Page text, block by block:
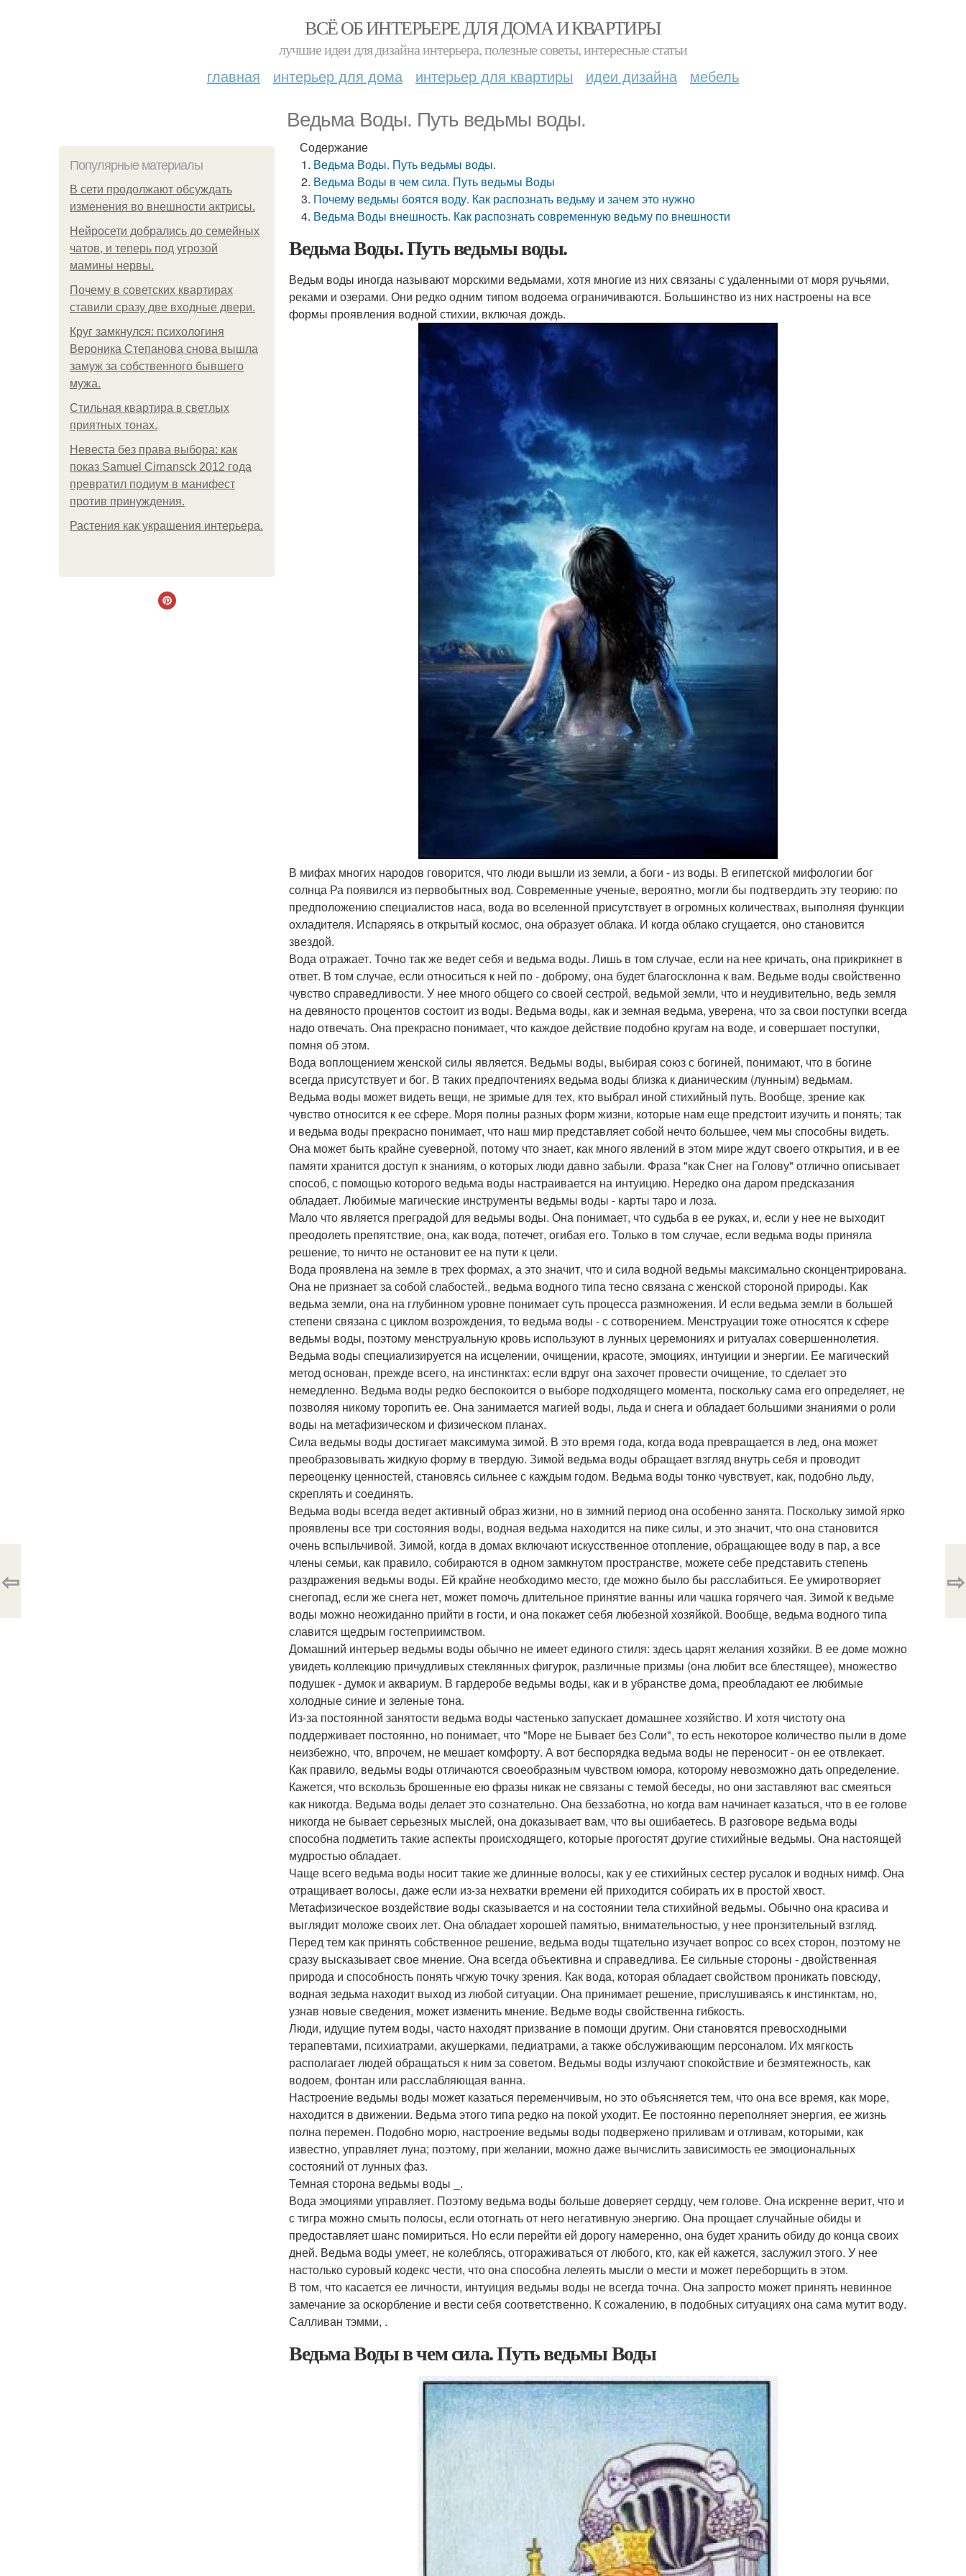
ВСЁ ОБ ИНТЕРЬЕРЕ ДЛЯ ДОМА И КВАРТИРЫ
лучшие идеи для дизайна интерьера, полезные советы, интересные статьи
главная интерьер для дома интерьер для квартиры идеи дизайна мебель
Ведьма Воды. Путь ведьмы воды.
Популярные материалы
В сети продолжают обсуждать
изменения во внешности актрисы.
Нейросети добрались до семейных
чатов, и теперь под угрозой
мамины нервы.
Почему в советских квартирах
ставили сразу две входные двери.
Круг замкнулся: психологиня
Вероника Степанова снова вышла
замуж за собственного бывшего
мужа.
Стильная квартира в светлых
приятных тонах.
Невеста без права выбора: как
показ Samuel Cirnansck 2012 года
превратил подиум в манифест
против принуждения.
Растения как украшения интерьера.
Содержание
Ведьма Воды. Путь ведьмы воды.
Ведьма Воды в чем сила. Путь ведьмы Воды
Почему ведьмы боятся воду. Как распознать ведьму и зачем это нужно
Ведьма Воды внешность. Как распознать современную ведьму по внешности
Ведьма Воды. Путь ведьмы воды.
Ведьм воды иногда называют морскими ведьмами, хотя многие из них связаны с удаленными от моря ручьями,
реками и озерами. Они редко одним типом водоема ограничиваются. Большинство из них настроены на все
формы проявления водной стихии, включая дождь.
В мифах многих народов говорится, что люди вышли из земли, а боги - из воды. В египетской мифологии бог
солнца Ра появился из первобытных вод. Современные ученые, вероятно, могли бы подтвердить эту теорию: по
предположению специалистов наса, вода во вселенной присутствует в огромных количествах, выполняя функции
охладителя. Испаряясь в открытый космос, она образует облака. И когда облако сгущается, оно становится
звездой.
Вода отражает. Точно так же ведет себя и ведьма воды. Лишь в том случае, если на нее кричать, она прикрикнет в
ответ. В том случае, если относиться к ней по - доброму, она будет благосклонна к вам. Ведьме воды свойственно
чувство справедливости. У нее много общего со своей сестрой, ведьмой земли, что и неудивительно, ведь земля
на девяносто процентов состоит из воды. Ведьма воды, как и земная ведьма, уверена, что за свои поступки всегда
надо отвечать. Она прекрасно понимает, что каждое действие подобно кругам на воде, и совершает поступки,
помня об этом.
Вода воплощением женской силы является. Ведьмы воды, выбирая союз с богиней, понимают, что в богине
всегда присутствует и бог. В таких предпочтениях ведьма воды близка к дианическим (лунным) ведьмам.
Ведьма воды может видеть вещи, не зримые для тех, кто выбрал иной стихийный путь. Вообще, зрение как
чувство относится к ее сфере. Моря полны разных форм жизни, которые нам еще предстоит изучить и понять; так
и ведьма воды прекрасно понимает, что наш мир представляет собой нечто большее, чем мы способны видеть.
Она может быть крайне суеверной, потому что знает, как много явлений в этом мире ждут своего открытия, и в ее
памяти хранится доступ к знаниям, о которых люди давно забыли. Фраза "как Снег на Голову" отлично описывает
способ, с помощью которого ведьма воды настраивается на интуицию. Нередко она даром предсказания
обладает. Любимые магические инструменты ведьмы воды - карты таро и лоза.
Мало что является преградой для ведьмы воды. Она понимает, что судьба в ее руках, и, если у нее не выходит
преодолеть препятствие, она, как вода, потечет, огибая его. Только в том случае, если ведьма воды приняла
решение, то ничто не остановит ее на пути к цели.
Вода проявлена на земле в трех формах, а это значит, что и сила водной ведьмы максимально сконцентрирована.
Она не признает за собой слабостей., ведьма водного типа тесно связана с женской стороной природы. Как
ведьма земли, она на глубинном уровне понимает суть процесса размножения. И если ведьма земли в большей
степени связана с циклом возрождения, то ведьма воды - с сотворением. Менструации тоже относятся к сфере
ведьмы воды, поэтому менструальную кровь используют в лунных церемониях и ритуалах совершеннолетия.
Ведьма воды специализируется на исцелении, очищении, красоте, эмоциях, интуиции и энергии. Ее магический
метод основан, прежде всего, на инстинктах: если вдруг она захочет провести очищение, то сделает это
немедленно. Ведьма воды редко беспокоится о выборе подходящего момента, поскольку сама его определяет, не
позволяя никому торопить ее. Она занимается магией воды, льда и снега и обладает большими знаниями о роли
воды на метафизическом и физическом планах.
Сила ведьмы воды достигает максимума зимой. В это время года, когда вода превращается в лед, она может
преобразовывать жидкую форму в твердую. Зимой ведьма воды обращает взгляд внутрь себя и проводит
переоценку ценностей, становясь сильнее с каждым годом. Ведьма воды тонко чувствует, как, подобно льду,
скреплять и соединять.
Ведьма воды всегда ведет активный образ жизни, но в зимний период она особенно занята. Поскольку зимой ярко
проявлены все три состояния воды, водная ведьма находится на пике силы, и это значит, что она становится
очень вспыльчивой. Зимой, когда в домах включают искусственное отопление, обращающее воду в пар, а все
члены семьи, как правило, собираются в одном замкнутом пространстве, можете себе представить степень
раздражения ведьмы воды. Ей крайне необходимо место, где можно было бы расслабиться. Ее умиротворяет
снегопад, если же снега нет, может помочь длительное принятие ванны или чашка горячего чая. Зимой к ведьме
воды можно неожиданно прийти в гости, и она покажет себя любезной хозяйкой. Вообще, ведьма водного типа
славится щедрым гостеприимством.
Домашний интерьер ведьмы воды обычно не имеет единого стиля: здесь царят желания хозяйки. В ее доме можно
увидеть коллекцию причудливых стеклянных фигурок, различные призмы (она любит все блестящее), множество
подушек - думок и аквариум. В гардеробе ведьмы воды, как и в убранстве дома, преобладают ее любимые
холодные синие и зеленые тона.
Из-за постоянной занятости ведьма воды частенько запускает домашнее хозяйство. И хотя чистоту она
поддерживает постоянно, но понимает, что "Море не Бывает без Соли", то есть некоторое количество пыли в доме
неизбежно, что, впрочем, не мешает комфорту. А вот беспорядка ведьма воды не переносит - он ее отвлекает.
Как правило, ведьмы воды отличаются своеобразным чувством юмора, которому невозможно дать определение.
Кажется, что вскользь брошенные ею фразы никак не связаны с темой беседы, но они заставляют вас смеяться
как никогда. Ведьма воды делает это сознательно. Она беззаботна, но когда вам начинает казаться, что в ее голове
никогда не бывает серьезных мыслей, она доказывает вам, что вы ошибаетесь. В разговоре ведьма воды
способна подметить такие аспекты происходящего, которые прогостят другие стихийные ведьмы. Она настоящей
мудростью обладает.
Чаще всего ведьма воды носит такие же длинные волосы, как у ее стихийных сестер русалок и водных нимф. Она
отращивает волосы, даже если из-за нехватки времени ей приходится собирать их в простой хвост.
Метафизическое воздействие воды сказывается и на состоянии тела стихийной ведьмы. Обычно она красива и
выглядит моложе своих лет. Она обладает хорошей памятью, внимательностью, у нее пронзительный взгляд.
Перед тем как принять собственное решение, ведьма воды тщательно изучает вопрос со всех сторон, поэтому не
сразу высказывает свое мнение. Она всегда объективна и справедлива. Ее сильные стороны - двойственная
природа и способность понять чгжую точку зрения. Как вода, которая обладает свойством проникать повсюду,
водная зедьма находит выход из любой ситуации. Она принимает решение, прислушиваясь к инстинктам, но,
узнав новые сведения, может изменить мнение. Ведьме воды свойственна гибкость.
Люди, идущие путем воды, часто находят призвание в помощи другим. Они становятся превосходными
терапевтами, психиатрами, акушерками, педиатрами, а также обслуживающим персоналом. Их мягкость
располагает людей обращаться к ним за советом. Ведьмы воды излучают спокойствие и безмятежность, как
водоем, фонтан или расслабляющая ванна.
Настроение ведьмы воды может казаться переменчивым, но это объясняется тем, что она все время, как море,
находится в движении. Ведьма этого типа редко на покой уходит. Ее постоянно переполняет энергия, ее жизнь
полна перемен. Подобно морю, настроение ведьмы воды подвержено приливам и отливам, которыми, как
известно, управляет луна; поэтому, при желании, можно даже вычислить зависимость ее эмоциональных
состояний от лунных фаз.
Темная сторона ведьмы воды _.
Вода эмоциями управляет. Поэтому ведьма воды больше доверяет сердцу, чем голове. Она искренне верит, что и
с тигра можно смыть полосы, если отогнать от него негативную энергию. Она прощает случайные обиды и
предоставляет шанс помириться. Но если перейти ей дорогу намеренно, она будет хранить обиду до конца своих
дней. Ведьма воды умеет, не колеблясь, отгораживаться от любого, кто, как ей кажется, заслужил этого. У нее
настолько суровый кодекс чести, что она способна лелеять мысли о мести и может переборщить в этом.
В том, что касается ее личности, интуиция ведьмы воды не всегда точна. Она запросто может принять невинное
замечание за оскорбление и вести себя соответственно. К сожалению, в подобных ситуациях она сама мутит воду.
Салливан тэмми, .
Ведьма Воды в чем сила. Путь ведьмы Воды
⇦ ⇨